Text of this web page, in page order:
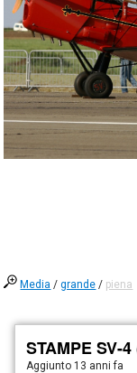
Media /grande / piena
STAMPE SV-
Aggiunto 13 anni fa